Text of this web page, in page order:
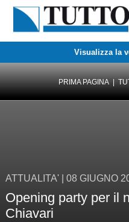
Visualizza la
PRIMA PAGINA|
ATTUALITA'| 08 GIUGNO
Opening party per il
Chiavari